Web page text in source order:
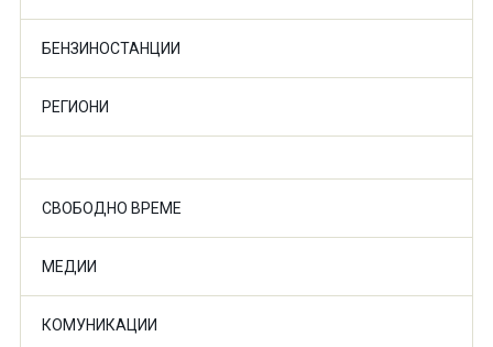
БЕНЗИНОСТАНЦИИ
РЕГИОНИ
СВОБОДНО ВРЕМЕ
МЕДИИ
КОМУНИКАЦИИ